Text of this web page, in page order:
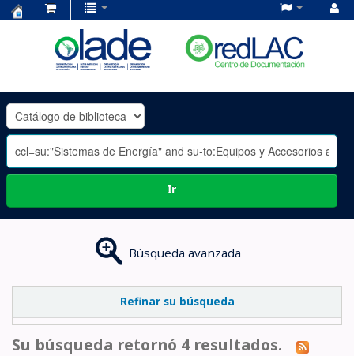
OLADE
-
Ir
Búsqueda avanzada
Refinar su búsqueda
Su búsqueda retornó 4 resultados.